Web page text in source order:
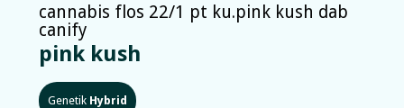
cannabis flos 22/1 pt ku.pink kush dab
canify
pink kush
Genetik Hybrid